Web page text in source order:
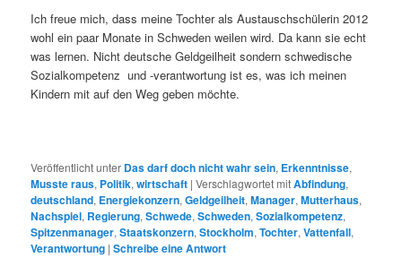
Ich freue mich, dass meine Tochter als Austauschschülerin 2012
wohl ein paar Monate in Schweden weilen wird. Da kann sie echt
was lernen. Nicht deutsche Geldgeilheit sondern schwedische
Sozialkompetenz und -verantwortung ist es, was ich meinen
Kindern mit auf den Weg geben möchte.
Veröffentlicht unter Das darf doch nicht wahr sein, Erkenntnisse,
Musste raus, Politik,wirtschaft |Verschlagwortet mitAbfindung,
deutschland, Energiekonzern,Geldgeilheit,Manager,Mutterhaus,
Nachspiel, Regierung,Schwede,Schweden,Sozialkompetenz,
Spitzenmanager,Staatskonzern,Stockholm,Tochter,Vattenfall,
Verantwortung |Schreibe eine Antwort